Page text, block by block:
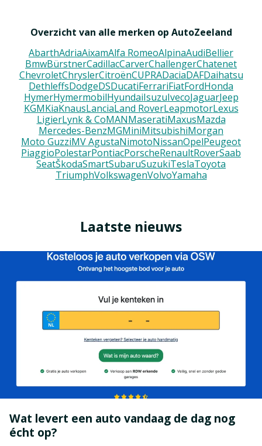
Overzicht van alle merken op AutoZeeland
AbarthAdriaAixamAlfa RomeoAlpinaAudiBellier
BmwBürstnerCadillacCarverChallengerChatenet
ChevroletChryslerCitroënCUPRADaciaDAFDaihatsu
DethleffsDodgeDSDucatiFerrariFiatFordHonda
HymerHymermobilHyundaiIsuzuIvecoJaguarJeep
KGMKiaKnausLanciaLand RoverLeapmotorLexus
LigierLynk & CoMANMaseratiMaxusMazda
Mercedes-BenzMGMiniMitsubishiMorgan
Moto GuzziMV AgustaNimotoNissanOpelPeugeot
PiaggioPolestarPontiacPorscheRenaultRoverSaab
SeatŠkodaSmartSubaruSuzukiTeslaToyota
TriumphVolkswagenVolvoYamaha
Laatste nieuws
Wat levert een auto vandaag de dag nog
écht op?